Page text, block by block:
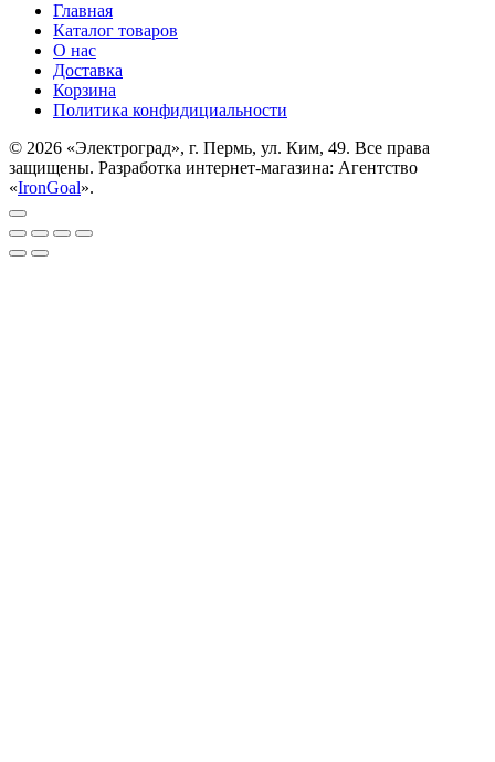
Главная
Каталог товаров
О нас
Доставка
Корзина
Политика конфидициальности
© 2026 «Электроград», г. Пермь, ул. Ким, 49. Все права
защищены. Разработка интернет-магазина: Агентство
«IronGoal».